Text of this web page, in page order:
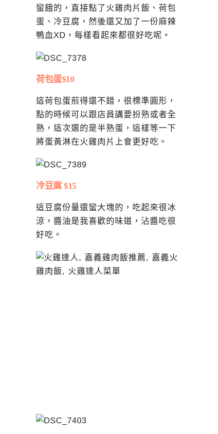
蠻餓的，直接點了火雞肉片飯、荷包
蛋、冷豆腐，然後還又加了一份麻辣
鴨血XD，每樣看起來都很好吃呢。
荷包蛋$10
這荷包蛋煎得還不錯，很標準圓形，
點的時候可以跟店員講要扮熟或者全
熟，這次選的是半熟蛋，這樣等一下
將蛋黃淋在火雞肉片上會更好吃。
冷豆腐 $15
這豆腐份量還蠻大塊的，吃起來很冰
涼，醬油是我喜歡的味道，沾醬吃很
好吃。